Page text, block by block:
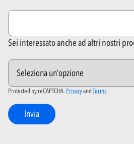
Sei interessato anche ad altri nostri
Protected by reCAPTCHA. Privacyand Terms.
Invia